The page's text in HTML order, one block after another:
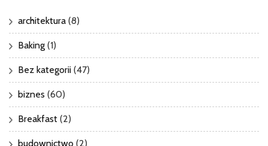
architektura (8)
Baking (1)
Bez kategorii (47)
biznes (60)
Breakfast (2)
budownictwo (2)